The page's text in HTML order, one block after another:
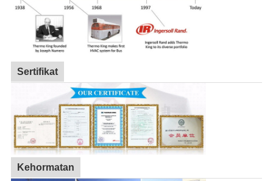
Sertifikat
Kehormatan